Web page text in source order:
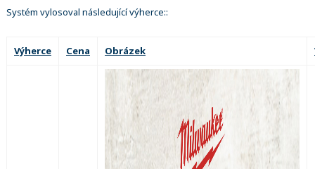
Systém vylosoval následující výherce::
Výherce Cena Obrázek